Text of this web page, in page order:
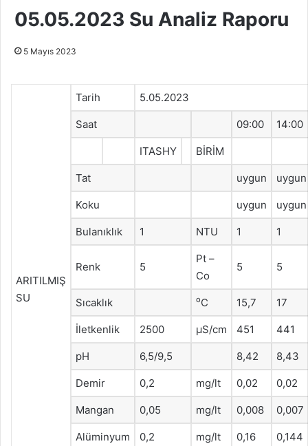
05.05.2023 Su Analiz Raporu
5 Mayıs 2023
ARITILMIŞ
SU
Tarih 5.05.2023
Saat 09:00 14:00
ITASHY BİRİM
Tat uygun uygun
Koku uygun uygun
Bulanıklık 1 NTU 1 1
Renk 5
Pt –
Co
5 5
Sıcaklık oC 15,7 17
İletkenlik 2500 μS/cm 451 441
pH 6,5/9,5 8,42 8,43
Demir 0,2 mg/lt 0,02 0,02
Mangan 0,05 mg/lt 0,008 0,007
Alüminyum 0,2 mg/lt 0,16 0,144